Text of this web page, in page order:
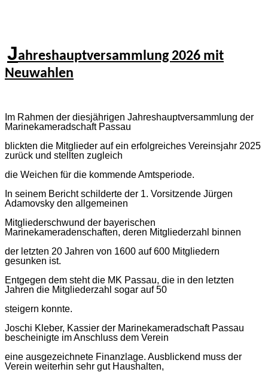
Jahreshauptversammlung 2026 mit
Neuwahlen
Im Rahmen der diesjährigen Jahreshauptversammlung der
Marinekameradschaft Passau
blickten die Mitglieder auf ein erfolgreiches Vereinsjahr 2025
zurück und stellten zugleich
die Weichen für die kommende Amtsperiode.
In seinem Bericht schilderte der 1. Vorsitzende Jürgen
Adamovsky den allgemeinen
Mitgliederschwund der bayerischen
Marinekameradenschaften, deren Mitgliederzahl binnen
der letzten 20 Jahren von 1600 auf 600 Mitgliedern
gesunken ist.
Entgegen dem steht die MK Passau, die in den letzten
Jahren die Mitgliederzahl sogar auf 50
steigern konnte.
Joschi Kleber, Kassier der Marinekameradschaft Passau
bescheinigte im Anschluss dem Verein
eine ausgezeichnete Finanzlage. Ausblickend muss der
Verein weiterhin sehr gut Haushalten,